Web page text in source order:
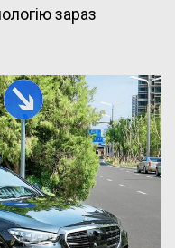
зараз